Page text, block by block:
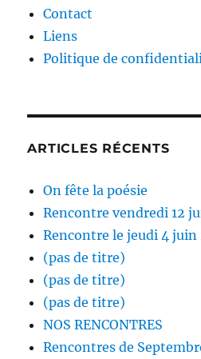
Contact
Liens
Politique de
ARTICLES RÉCENTS
On fête la poésie
Rencontre vendredi 12
Rencontre le jeudi 4 juin
(pas de titre)
(pas de titre)
(pas de titre)
NOS RENCONTRES
Rencontres de